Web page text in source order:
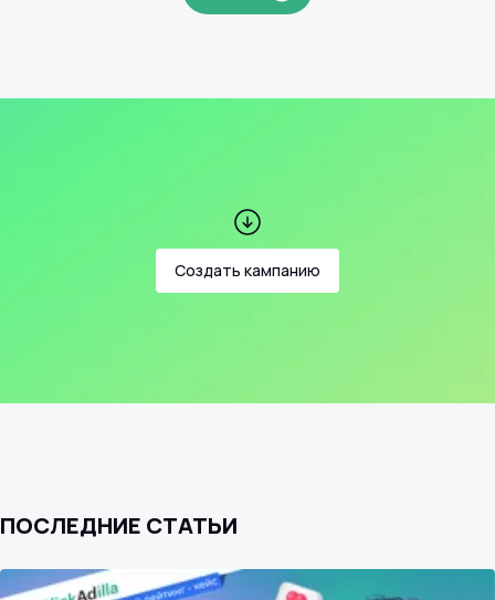
Создать кампанию
ПОСЛЕДНИЕ СТАТЬИ